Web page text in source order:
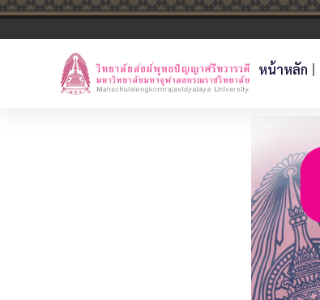
หน้าหลัก